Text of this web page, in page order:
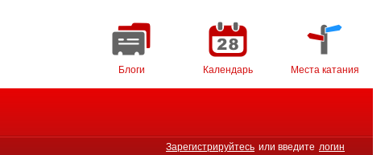
Блоги Календарь Места катания
Зарегистрируйтесь или введите логин